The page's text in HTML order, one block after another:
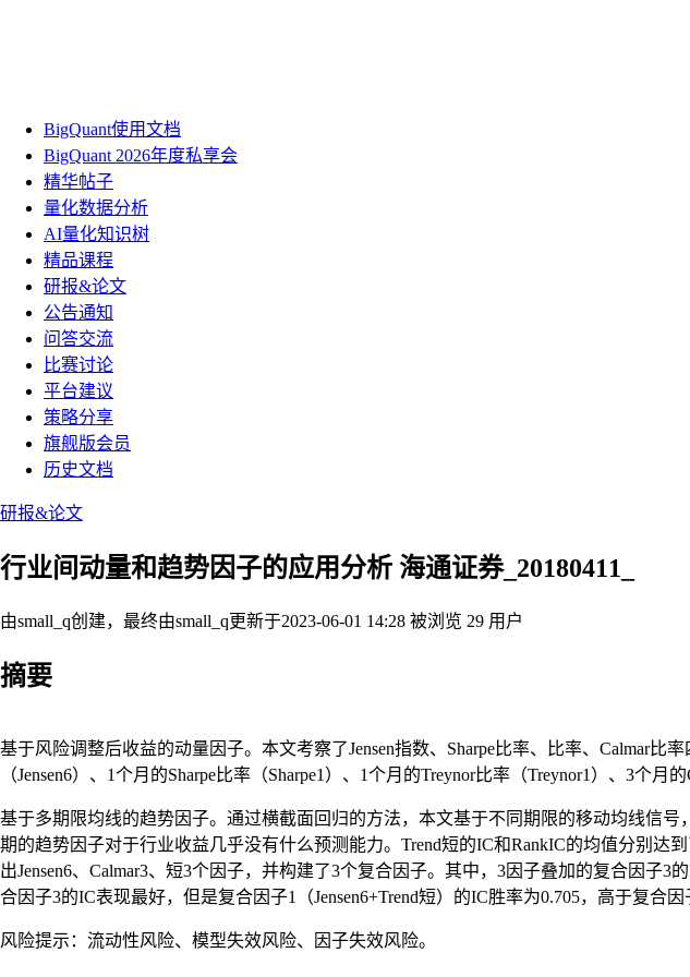
BigQuant使用文档
BigQuant 2026年度私享会
精华帖子
量化数据分析
AI量化知识树
精品课程
研报&论文
公告通知
问答交流
比赛讨论
平台建议
策略分享
旗舰版会员
历史文档
研报&论文
行业间动量和趋势因子的应用分析 海通证券_20180411_
由small_q创建，最终由small_q更新于2023-06-01 14:28 被浏览 29 用户
摘要
基于风险调整后收益的动量因子。本文考察了Jensen指数、Sharpe比率、比率、Calmar
（Jensen6）、1个月的Sharpe比率（Sharpe1）、1个月的Treynor比率（Treynor1）、3个
基于多期限均线的趋势因子。通过横截面回归的方法，本文基于不同期限的移动均线信
期的趋势因子对于行业收益几乎没有什么预测能力。Trend短的IC和RankIC的均值分别达
出Jensen6、Calmar3、短3个因子，并构建了3个复合因子。其中，3因子叠加的复合因子
合因子3的IC表现最好，但是复合因子1（Jensen6+Trend短）的IC胜率为0.705，高于复合因
风险提示：流动性风险、模型失效风险、因子失效风险。